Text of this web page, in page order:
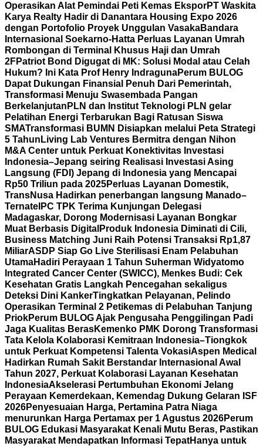
Operasikan Alat Pemindai Peti Kemas EksporPT Waskita
Karya Realty Hadir di Danantara Housing Expo 2026
dengan Portofolio Proyek Unggulan VasakaBandara
Internasional Soekarno-Hatta Perluas Layanan Umrah
Rombongan di Terminal Khusus Haji dan Umrah
2FPatriot Bond Digugat di MK: Solusi Modal atau Celah
Hukum? Ini Kata Prof Henry IndragunaPerum BULOG
Dapat Dukungan Finansial Penuh Dari Pemerintah,
Transformasi Menuju Swasembada Pangan
Berkelanjutan PLN dan Institut Teknologi PLN gelar
Pelatihan Energi Terbarukan Bagi Ratusan Siswa
SMATransformasi BUMN Disiapkan melalui Peta Strategi
5 Tahun Living Lab Ventures Bermitra dengan Nihon
M&A Center untuk Perkuat Konektivitas Investasi
Indonesia–Jepang seiring Realisasi Investasi Asing
Langsung (FDI) Jepang di Indonesia yang Mencapai
Rp50 Triliun pada 2025Perluas Layanan Domestik,
TransNusa Hadirkan penerbangan langsung Manado–
Ternate IPC TPK Terima Kunjungan Delegasi
Madagaskar, Dorong Modernisasi Layanan Bongkar
Muat Berbasis Digital Produk Indonesia Diminati di Cili,
Business Matching Juni Raih Potensi Transaksi Rp1,87
MiliarASDP Siap Go Live Sterilisasi Enam Pelabuhan
UtamaHadiri Perayaan 1 Tahun Suherman Widyatomo
Integrated Cancer Center (SWICC), Menkes Budi: Cek
Kesehatan Gratis Langkah Pencegahan sekaligus
Deteksi Dini KankerTingkatkan Pelayanan, Pelindo
Operasikan Terminal 2 Petikemas di Pelabuhan Tanjung
PriokPerum BULOG Ajak Pengusaha Penggilingan Padi
Jaga Kualitas BerasKemenko PMK Dorong Transformasi
Tata Kelola Kolaborasi Kemitraan Indonesia–Tiongkok
untuk Perkuat Kompetensi Talenta VokasiAspen Medical
Hadirkan Rumah Sakit Berstandar Internasional Awal
Tahun 2027, Perkuat Kolaborasi Layanan Kesehatan
IndonesiaAkselerasi Pertumbuhan Ekonomi Jelang
Perayaan Kemerdekaan, Kemendag Dukung Gelaran ISF
2026Penyesuaian Harga, Pertamina Patra Niaga
menurunkan Harga Pertamax per 1 Agustus 2026Perum
BULOG Edukasi Masyarakat Kenali Mutu Beras, Pastikan
Masyarakat Mendapatkan Informasi TepatHanya untuk